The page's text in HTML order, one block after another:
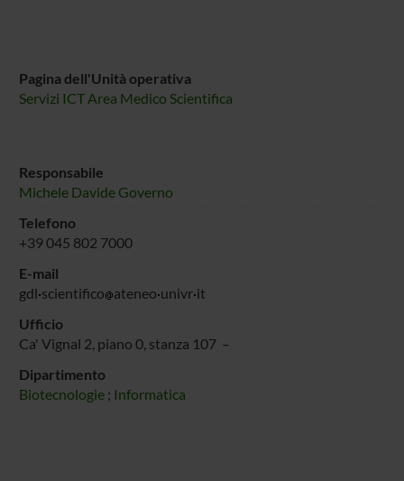
Pagina dell'Unità operativa
Servizi ICT Area Medico Scientifica
Responsabile
Michele Davide Governo
Telefono
+39 045 802 7000
E-mail
gdl scientifico ateneo univr it
Ufficio
Ca' Vignal 2, piano 0, stanza 107 –
Dipartimento
Biotecnologie ; Informatica